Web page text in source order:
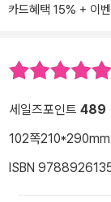
카드혜택 15% + 이
세일즈포인트 489
102쪽210*290mm
ISBN